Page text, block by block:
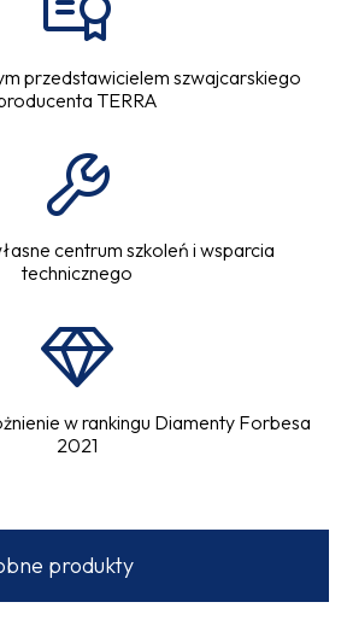
produkty
przedstawicielem szwajcarskiego
TERRA
centrum szkoleń i wsparcia
technicznego
w rankingu Diamenty Forbesa
2021